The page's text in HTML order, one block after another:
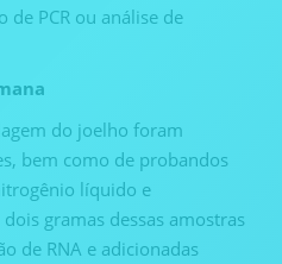
de PCR ou análise de
do joelho foram
bem como de probandos
líquido e
gramas dessas amostras
de RNA e adicionadas